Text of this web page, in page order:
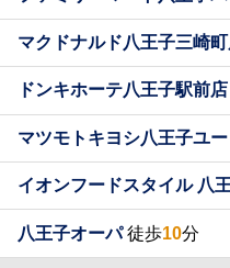
マクドナルド八王子三崎
ドンキホーテ八王子駅前店
マツモトキヨシ八王子ユ
イオンフードスタイル 八
八王子オーパ徒歩10分